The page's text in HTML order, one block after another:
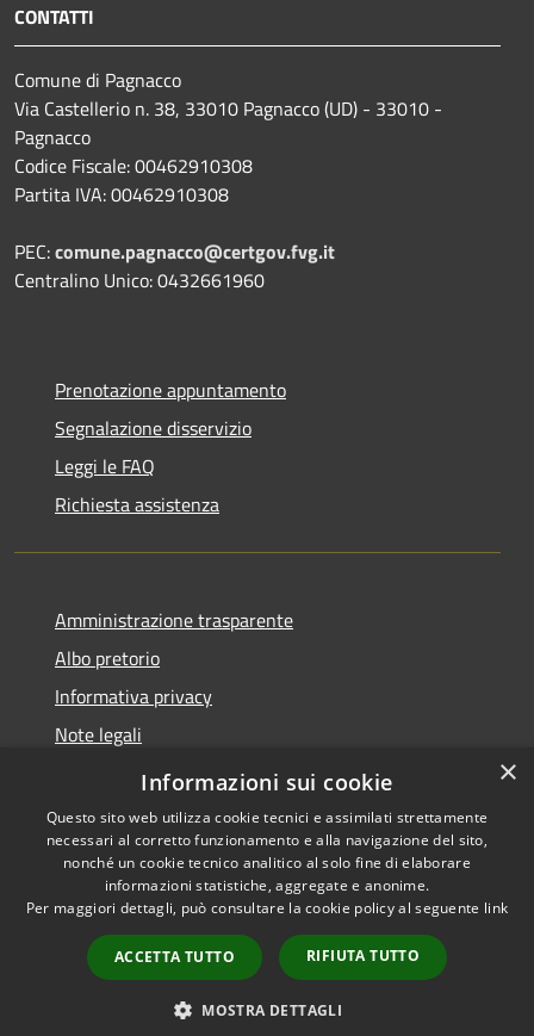
CONTATTI
Comune di Pagnacco
Via Castellerio n. 38, 33010 Pagnacco (UD) - 33010 -
Pagnacco
Codice Fiscale: 00462910308
Partita IVA: 00462910308
PEC:comune.pagnacco@certgov.fvg.it
Centralino Unico: 0432661960
Prenotazione appuntamento
Segnalazione disservizio
Leggi le FAQ
Richiesta assistenza
Amministrazione trasparente
Albo pretorio
Informativa privacy
Note legali
Dichiarazione di accessibilità
Accessibilità
Copyright © 2026 • Comune di
Pagnacco • Powered by
Municipium•
Accesso
redazione
×
Informazioni sui cookie
Questo sito web utilizza cookie tecnici e assimilati strettamente
necessari al corretto funzionamento e alla navigazione del sito,
nonché un cookie tecnico analitico al solo fine di elaborare
informazioni statistiche, aggregate e anonime.
Per maggiori dettagli, può consultare la cookie policy al seguente link
ACCETTA TUTTO RIFIUTA TUTTO
MOSTRA DETTAGLI